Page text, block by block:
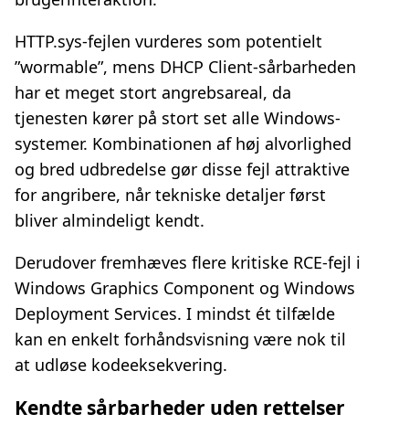
HTTP.sys-fejlen vurderes som potentielt
”wormable”, mens DHCP Client-sårbarheden
har et meget stort angrebsareal, da
tjenesten kører på stort set alle Windows-
systemer. Kombinationen af høj alvorlighed
og bred udbredelse gør disse fejl attraktive
for angribere, når tekniske detaljer først
bliver almindeligt kendt.
Derudover fremhæves flere kritiske RCE-fejl i
Windows Graphics Component og Windows
Deployment Services. I mindst ét tilfælde
kan en enkelt forhåndsvisning være nok til
at udløse kodeeksekvering.
Kendte sårbarheder uden rettelser